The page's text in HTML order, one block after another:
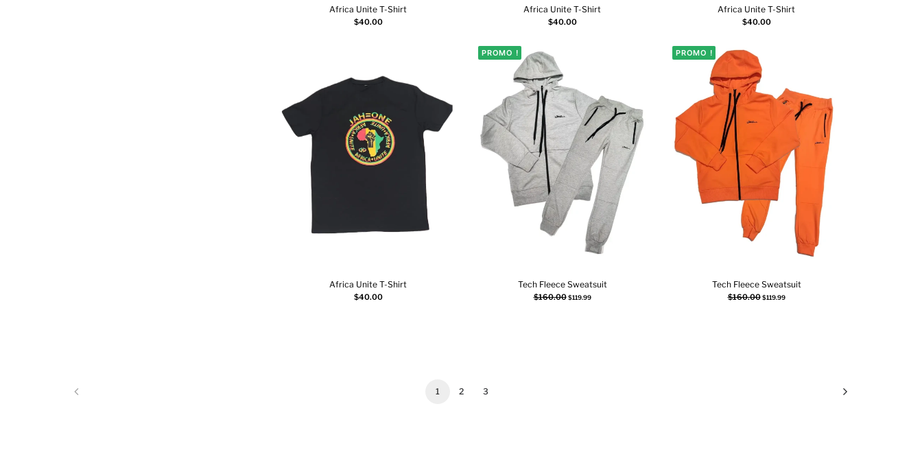
Ajouter au panier
Africa Unite T-Shirt
$40.00 Ajouter au panier
Africa Unite T-Shirt
$40.00 Ajouter au panier
Africa Unite T-Shirt
$40.00
Ajouter au panier
Africa Unite T-Shirt
$40.00
PROMO !
Choix des options
Tech Fleece Sweatsuit
$160.00 $119.99
PROMO !
Choix des options
Tech Fleece Sweatsuit
$160.00 $119.99
1 2 3